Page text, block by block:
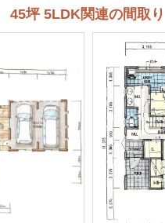
45坪 5LDK関連の間取り